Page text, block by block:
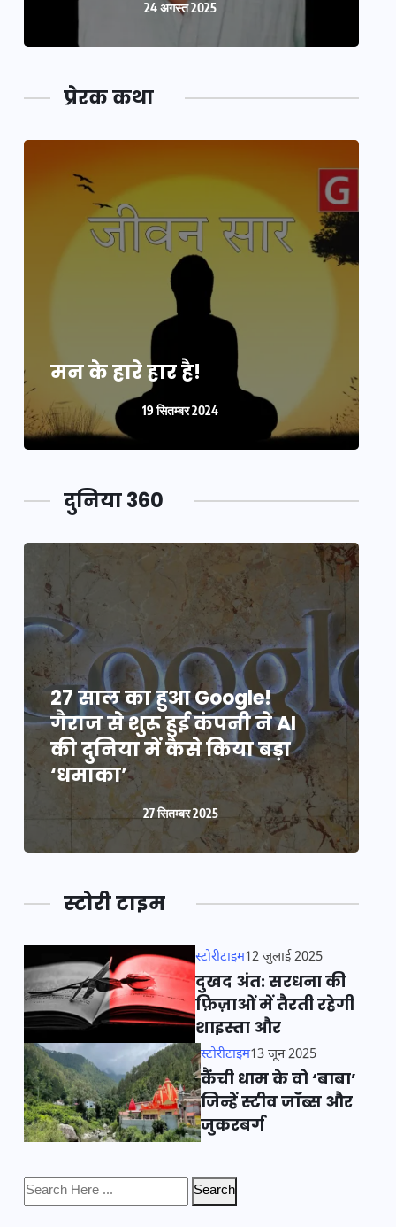
24 अगस्त 2025
प्रेरक कथा
मन के हारे हार है!
19 सितम्बर 2024
दुनिया 360
27 साल का हुआ Google!
गैराज से शुरू हुई कंपनी ने AI
की दुनिया में कैसे किया बड़ा
‘धमाका’
27 सितम्बर 2025
स्टोरी टाइम
स्टोरीटाइम12 जुलाई 2025
दुखद अंत: सरधना की
फ़िज़ाओं में तैरती रहेगी
शाइस्ता और
स्टोरीटाइम13 जून 2025
कैंची धाम के वो ‘बाबा’
जिन्हें स्टीव जॉब्स और
जुकरबर्ग
Search